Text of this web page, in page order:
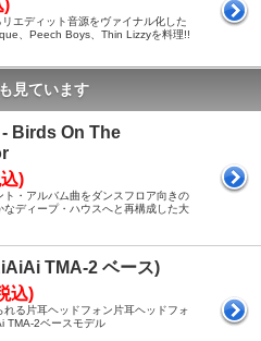
)
エディット音源をヴァイナル化した
、Peech Boys、Thin Lizzyを料理!!
見ています
Birds On The
)
ト・アルバム曲をダンスフロア向きの
なディープ・ハウスへと再構成した大
TMA-2 ベース)
込)
れる片耳ヘッドフォン片耳ヘッドフォ
TMA-2ベースモデル